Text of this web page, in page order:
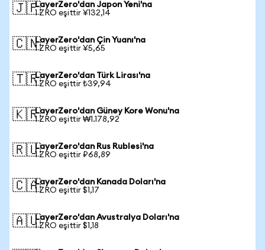
🇯🇵LayerZero'dan Japon Yeni'na
1 ZRO eşittir ¥132,14
🇨🇳LayerZero'dan Çin Yuanı'na
1 ZRO eşittir ¥5,65
🇹🇷LayerZero'dan Türk Lirası'na
1 ZRO eşittir ₺39,94
🇰🇷LayerZero'dan Güney Kore Wonu'na
1 ZRO eşittir ₩1.178,92
🇷🇺LayerZero'dan Rus Rublesi'na
1 ZRO eşittir ₽68,89
🇨🇦LayerZero'dan Kanada Doları'na
1 ZRO eşittir $1,17
🇦🇺LayerZero'dan Avustralya Doları'na
1 ZRO eşittir $1,18